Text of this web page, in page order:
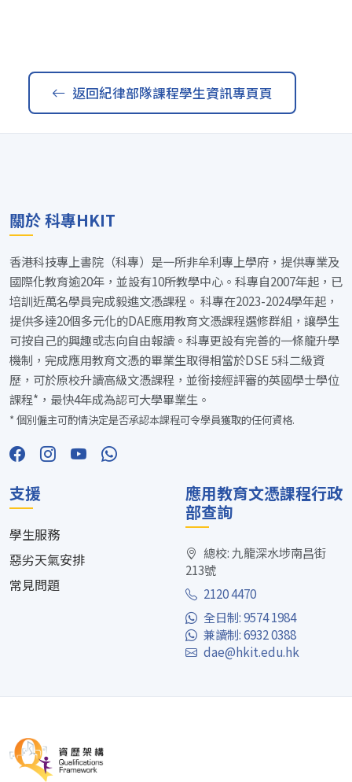
返回紀律部隊課程學生資訊專頁頁
關於 科專HKIT
香港科技專上書院（科專）是一所非牟利專上學府，提供專業及
國際化教育逾20年，並設有10所教學中心。科專自2007年起，已
培訓近萬名學員完成毅進文憑課程。 科專在2023-2024學年起，
提供多達20個多元化的DAE應用教育文憑課程選修群組，讓學生
可按自己的興趣或志向自由報讀。科專更設有完善的一條龍升學
機制，完成應用教育文憑的畢業生取得相當於DSE 5科二級資
歷，可於原校升讀高級文憑課程，並銜接經評審的英國學士學位
課程*，最快4年成為認可大學畢業生。
* 個別僱主可酌情決定是否承認本課程可令學員獲取的任何資格.
支援
學生服務
惡劣天氣安排
常見問題
應用教育文憑課程行政
部查詢
總校: 九龍深水埗南昌街
213號
2120 4470
全日制: 9574 1984
兼讀制: 6932 0388
dae@hkit.edu.hk